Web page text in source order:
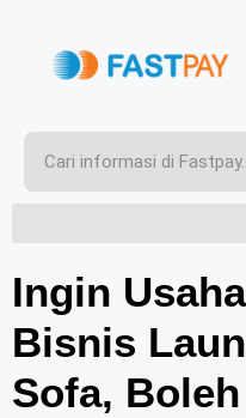
Ingin
Bisnis
Sofa,